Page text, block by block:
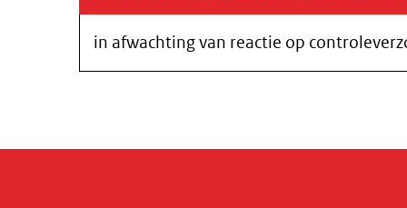
in afwachting van reactie op